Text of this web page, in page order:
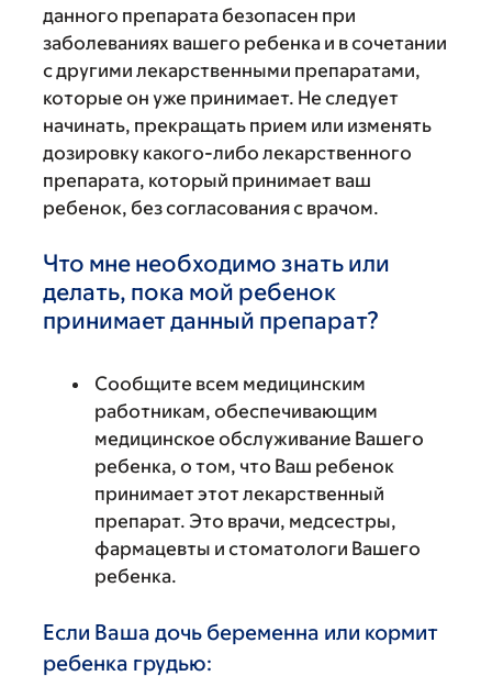
данного препарата безопасен при
заболеваниях вашего ребенка и в сочетании
с другими лекарственными препаратами,
которые он уже принимает. Не следует
начинать, прекращать прием или изменять
дозировку какого-либо лекарственного
препарата, который принимает ваш
ребенок, без согласования с врачом.
Что мне необходимо знать или
делать, пока мой ребенок
принимает данный препарат?
Сообщите всем медицинским
работникам, обеспечивающим
медицинское обслуживание Вашего
ребенка, о том, что Ваш ребенок
принимает этот лекарственный
препарат. Это врачи, медсестры,
фармацевты и стоматологи Вашего
ребенка.
Если Ваша дочь беременна или кормит
ребенка грудью: